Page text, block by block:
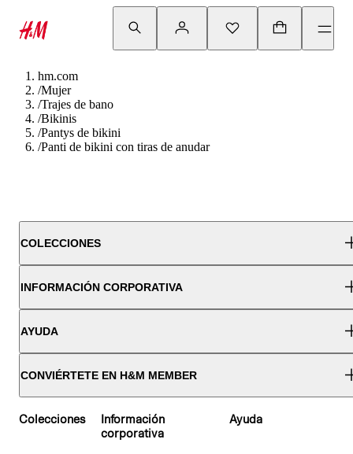
hm.com
/Mujer
/Trajes de bano
/Bikinis
/Pantys de bikini
/Panti de bikini con tiras de anudar
COLECCIONES
INFORMACIÓN CORPORATIVA
AYUDA
CONVIÉRTETE EN H&M MEMBER
Colecciones
Información
corporativa
Ayuda